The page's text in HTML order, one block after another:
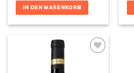
IN DEN WARENKORB